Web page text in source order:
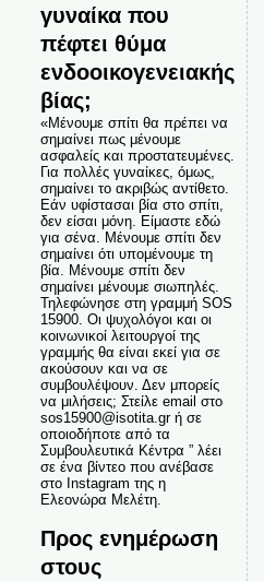
γυναίκα που
πέφτει θύμα
ενδοοικογενειακής
βίας;
«Μένουμε σπίτι θα πρέπει να
σημαίνει πως μένουμε
ασφαλείς και προστατευμένες.
Για πολλές γυναίκες, όμως,
σημαίνει το ακριβώς αντίθετο.
Εάν υφίστασαι βία στο σπίτι,
δεν είσαι μόνη. Είμαστε εδώ
για σένα. Μένουμε σπίτι δεν
σημαίνει ότι υπομένουμε τη
βία. Μένουμε σπίτι δεν
σημαίνει μένουμε σιωπηλές.
Τηλεφώνησε στη γραμμή SOS
15900. Οι ψυχολόγοι και οι
κοινωνικοί λειτουργοί της
γραμμής θα είναι εκεί για σε
ακούσουν και να σε
συμβουλέψουν. Δεν μπορείς
να μιλήσεις; Στείλε email στο
sos15900@isotita.gr ή σε
οποιοδήποτε από τα
Συμβουλευτικά Κέντρα ” λέει
σε ένα βίντεο που ανέβασε
στο Instagram της η
Ελεονώρα Μελέτη.
Προς ενημέρωση
στους